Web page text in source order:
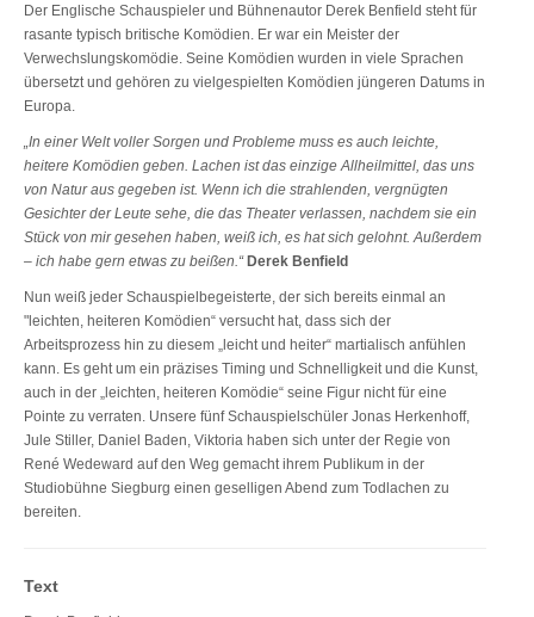
Der Englische Schauspieler und Bühnenautor Derek Benfield steht für
rasante typisch britische Komödien. Er war ein Meister der
Verwechslungskomödie. Seine Komödien wurden in viele Sprachen
übersetzt und gehören zu vielgespielten Komödien jüngeren Datums in
Europa.
„In einer Welt voller Sorgen und Probleme muss es auch leichte,
heitere Komödien geben. Lachen ist das einzige Allheilmittel, das uns
von Natur aus gegeben ist. Wenn ich die strahlenden, vergnügten
Gesichter der Leute sehe, die das Theater verlassen, nachdem sie ein
Stück von mir gesehen haben, weiß ich, es hat sich gelohnt. Außerdem
– ich habe gern etwas zu beißen.“ Derek Benfield
Nun weiß jeder Schauspielbegeisterte, der sich bereits einmal an
"leichten, heiteren Komödien“ versucht hat, dass sich der
Arbeitsprozess hin zu diesem „leicht und heiter“ martialisch anfühlen
kann. Es geht um ein präzises Timing und Schnelligkeit und die Kunst,
auch in der „leichten, heiteren Komödie“ seine Figur nicht für eine
Pointe zu verraten. Unsere fünf Schauspielschüler Jonas Herkenhoff,
Jule Stiller, Daniel Baden, Viktoria haben sich unter der Regie von
René Wedeward auf den Weg gemacht ihrem Publikum in der
Studiobühne Siegburg einen geselligen Abend zum Todlachen zu
bereiten.
Text